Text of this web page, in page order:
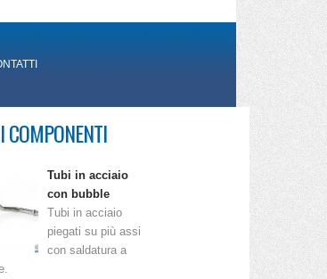
COMPONENTI
Tubi in acciaio
con bubble
Tubi in acciaio
piegati su più assi
con saldatura a